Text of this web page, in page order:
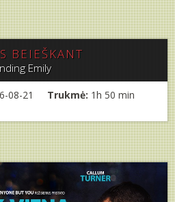
BEIEŠKANT
Emily
08-21 Trukmė: 1h 50 min